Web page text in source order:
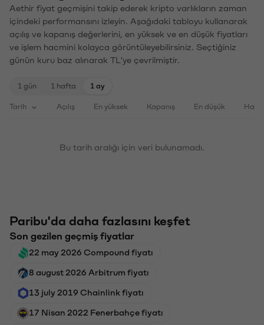
Aethir fiyat geçmişini takip ederek kripto varlıkların zaman
içindeki performansını izleyin. Aşağıdaki tabloyu kullanarak
açılış ve kapanış değerlerini, en yüksek ve en düşük fiyatları
ve işlem hacmini kolayca görüntüleyebilirsiniz. Seçtiğiniz
günün kuru baz alınarak TL'ye çevrilmiştir.
1 gün 1 hafta 1 ay
Tarih Açılış En yüksek Kapanış En düşük
Bu tarih aralığı için veri bulunamadı.
Paribu'da daha fazlasını keşfet
Son gezilen geçmiş fiyatlar
22 may 2026 Compound fiyatı
8 august 2026 Arbitrum fiyatı
13 july 2019 Chainlink fiyatı
17 Nisan 2022 Fenerbahçe fiyatı